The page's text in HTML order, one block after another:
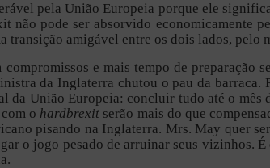
pela União Europeia porque ele
não pode ser absorvido economicamente
transição amigável entre os dois lados, pelo
compromissos e mais tempo de
da Inglaterra chutou o pau da barraca.
da União Europeia: concluir tudo até o mês
o hardbrexit serão mais do que
pisando na Inglaterra. Mrs. May quer
o jogo pesado de arruinar seus vizinhos.